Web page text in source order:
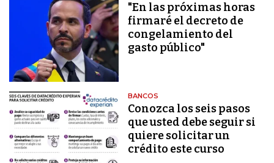
"En las próximas horas
firmaré el decreto de
congelamiento del
gasto público"
BANCOS
Conozca los seis pasos
que usted debe seguir si
quiere solicitar un
crédito este curso